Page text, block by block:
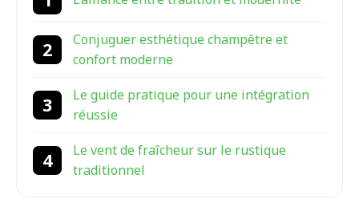
Conjuguer esthétique champêtre et
confort moderne
Le guide pratique pour une intégration
réussie
Le vent de fraîcheur sur le rustique
traditionnel